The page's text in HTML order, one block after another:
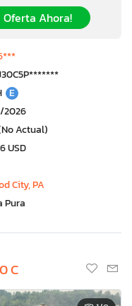
Oferta Ahora!
E
2026
Actual)
USD
City, PA
Pura
C